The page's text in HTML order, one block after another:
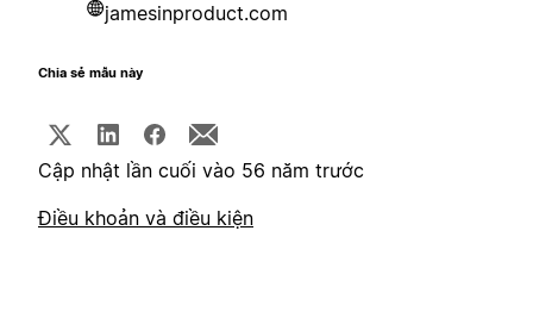
jamesinproduct.com
Chia sẻ mẫu này
Cập nhật lần cuối vào 56 năm trước
Điều khoản và điều kiện